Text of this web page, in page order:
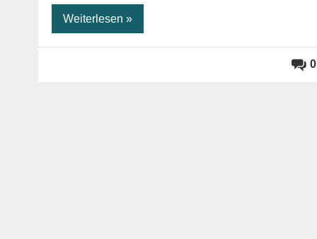
Weiterlesen »
0